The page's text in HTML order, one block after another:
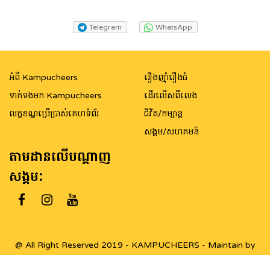
Telegram WhatsApp
អំពី Kampucheers
ទាក់ទងមក Kampucheers
លក្ខខណ្ឌប្រើប្រាស់គេហទំព័រ
រឿងញ៉ាំរឿងធំ
ដើរលើសពីលេង
ជិវិត/កម្សាន្ត
សង្គម/សហគមន៍
តាមដានលើបណ្តាញ
សង្គម:
@ All Right Reserved 2019 - KAMPUCHEERS - Maintain by